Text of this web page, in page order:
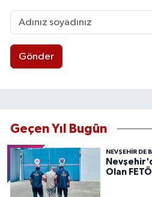
Gönder
Geçen Yıl Bugün
NEVŞEHIR DE
Olan